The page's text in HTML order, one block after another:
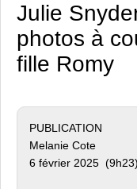
Julie
photos à
fille Romy
PUBLICATION
Melanie Cote
6 février 2025 (9h23)